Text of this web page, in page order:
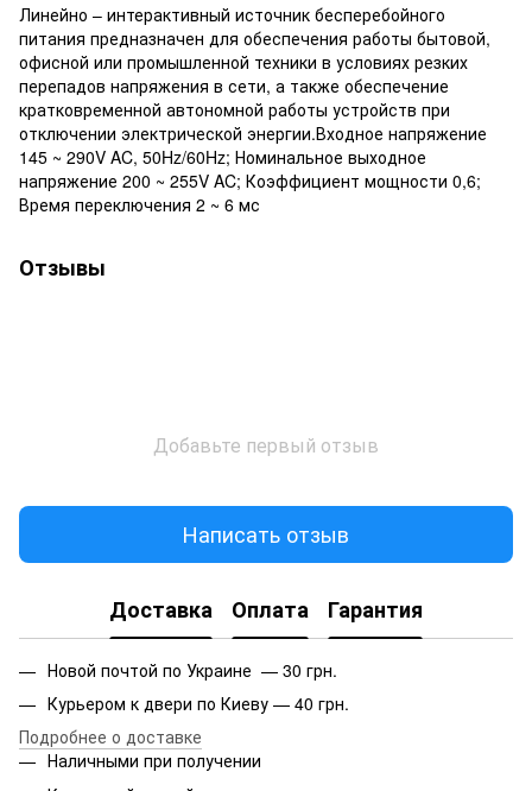
Линейно – интерактивный источник бесперебойного
питания предназначен для обеспечения работы бытовой,
офисной или промышленной техники в условиях резких
перепадов напряжения в сети, а также обеспечение
кратковременной автономной работы устройств при
отключении электрической энергии.Входное напряжение
145 ~ 290V AC, 50Hz/60Hz; Номинальное выходное
напряжение 200 ~ 255V AC; Коэффициент мощности 0,6;
Время переключения 2 ~ 6 мс
Отзывы
Добавьте первый отзыв
Написать отзыв
Доставка Оплата Гарантия
Новой почтой по Украине — 30 грн.
Курьером к двери по Киеву — 40 грн.
Подробнее о доставке
Наличными при получении